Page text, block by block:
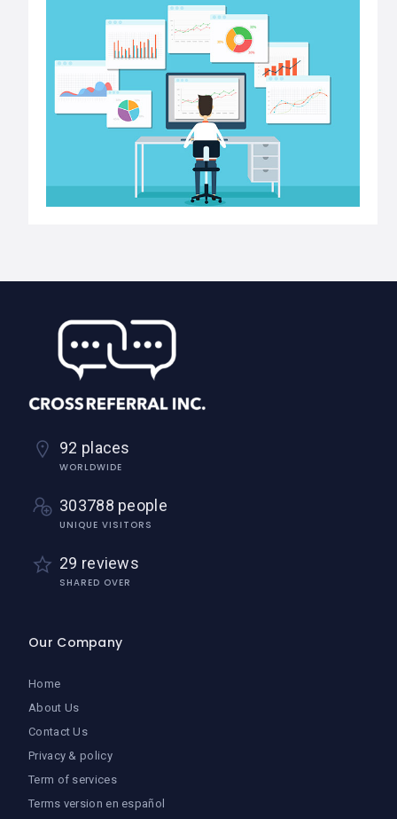
92 places
WORLDWIDE
303788 people
UNIQUE VISITORS
29 reviews
SHARED OVER
Our Company
Home
About Us
Contact Us
Privacy & policy
Term of services
Terms version en español